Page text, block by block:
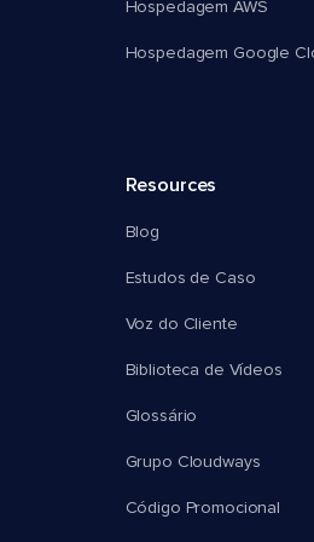
Hospedagem AWS
Hospedagem Google
Resources
Blog
Estudos de Caso
Voz do Cliente
Biblioteca de Vídeos
Glossário
Grupo Cloudways
Código Promocional